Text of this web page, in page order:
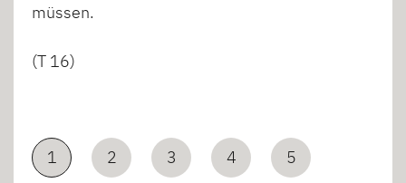
müssen.
(T 16)
1 2 3 4 5